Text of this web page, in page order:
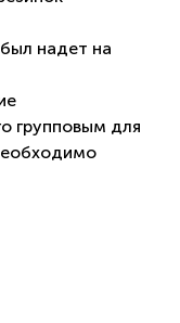
надет на
групповым для